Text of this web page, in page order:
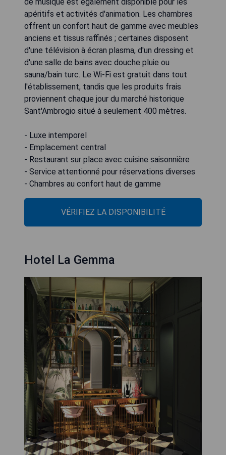
apéritifs et activités d'animation. Les chambres
offrent un confort haut de gamme avec meubles
anciens et tissus raffinés ; certaines disposent
d'une télévision à écran plasma, d'un dressing et
d'une salle de bains avec douche pluie ou
sauna/bain turc. Le Wi-Fi est gratuit dans tout
l'établissement, tandis que les produits frais
proviennent chaque jour du marché historique
Sant'Ambrogio situé à seulement 400 mètres.
- Luxe intemporel
- Emplacement central
- Restaurant sur place avec cuisine saisonnière
- Service attentionné pour réservations diverses
- Chambres au confort haut de gamme
VÉRIFIEZ LA DISPONIBILITÉ
Hotel La Gemma